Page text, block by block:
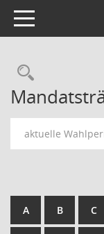
Toggle navigation
aktuelle
A B C